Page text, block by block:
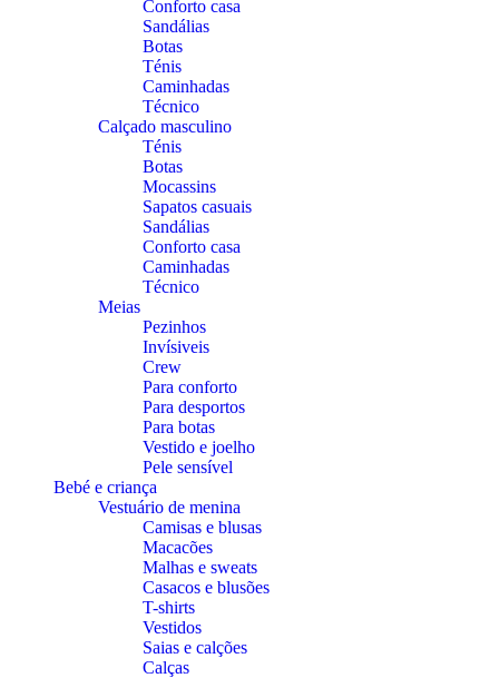
Conforto casa
Sandálias
Botas
Ténis
Caminhadas
Técnico
Calçado masculino
Ténis
Botas
Mocassins
Sapatos casuais
Sandálias
Conforto casa
Caminhadas
Técnico
Meias
Pezinhos
Invísiveis
Crew
Para conforto
Para desportos
Para botas
Vestido e joelho
Pele sensível
Bebé e criança
Vestuário de menina
Camisas e blusas
Macacões
Malhas e sweats
Casacos e blusões
T-shirts
Vestidos
Saias e calções
Calças